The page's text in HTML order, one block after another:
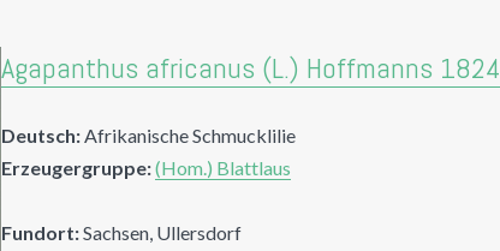
Agapanthus africanus (L.) Hoffmanns 1824
Deutsch: Afrikanische Schmucklilie
Erzeugergruppe:(Hom.) Blattlaus
Fundort:Sachsen, Ullersdorf